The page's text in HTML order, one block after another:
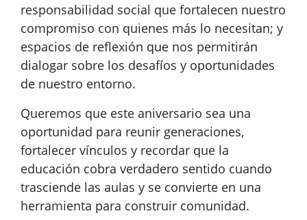
responsabilidad social que fortalecen nuestro
compromiso con quienes más lo necesitan; y
espacios de reflexión que nos permitirán
dialogar sobre los desafíos y oportunidades
de nuestro entorno.
Queremos que este aniversario sea una
oportunidad para reunir generaciones,
fortalecer vínculos y recordar que la
educación cobra verdadero sentido cuando
trasciende las aulas y se convierte en una
herramienta para construir comunidad.